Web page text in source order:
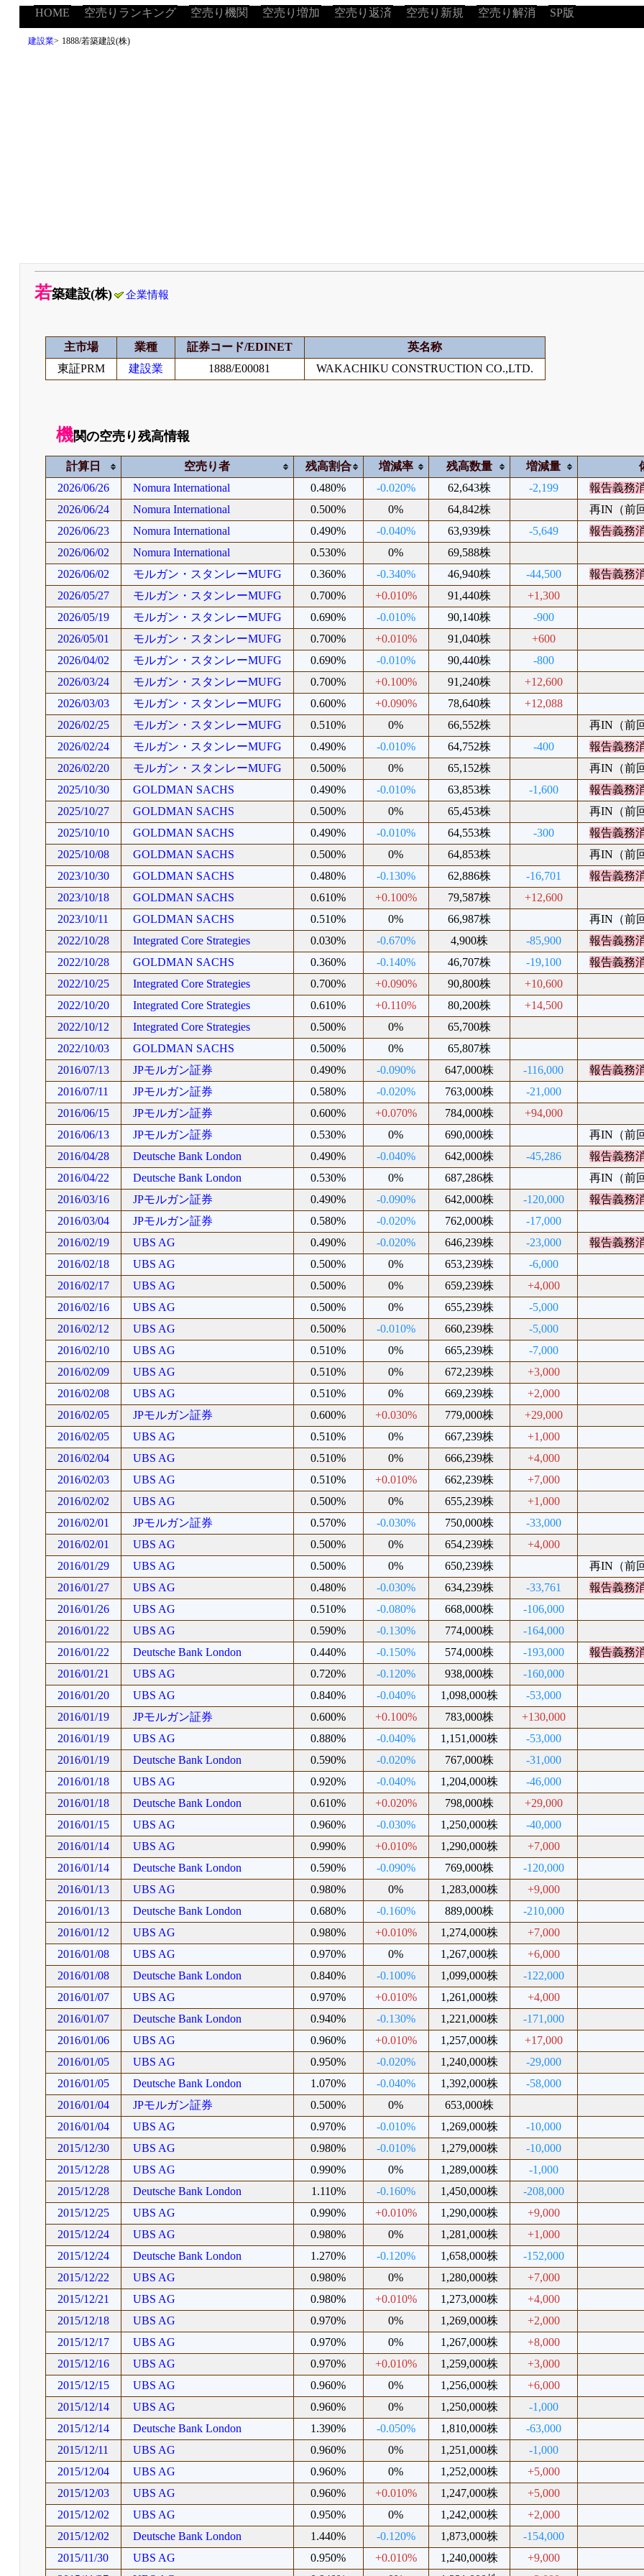
HOME 空売りランキング 空売り機関 空売り増加 空売り返済 空売り新規 空売り解消 SP版
建設業> 1888/若築建設(株)
若築建設(株) 企業情報
主市場 業種 証券コード/EDINET
英名称
東証PRM
建設業 1888/E00081 WAKACHIKU CONSTRUCTION CO.,LTD.
機関の空売り残高情報
計算日 空売り者 残高割合 増減率 残高数量 増減量
2026/06/26
Nomura International 0.480% -0.020% 62,643株 -2,199
報告義務
2026/06/24
Nomura International 0.500% 0% 64,842株
再IN（前
2026/06/23
Nomura International 0.490% -0.040% 63,939株 -5,649
報告義務
2026/06/02
Nomura International 0.530% 0%
69,588株
2026/06/02
モルガン・スタンレーMUFG 0.360% -0.340% 46,940株 -44,500
報告義務
2026/05/27
モルガン・スタンレーMUFG 0.700% +0.010% 91,440株
+1,300
2026/05/19
モルガン・スタンレーMUFG 0.690% -0.010% 90,140株
-900
2026/05/01
モルガン・スタンレーMUFG 0.700% +0.010% 91,040株
+600
2026/04/02
モルガン・スタンレーMUFG 0.690% -0.010% 90,440株
-800
2026/03/24
モルガン・スタンレーMUFG 0.700% +0.100% 91,240株
+12,600
2026/03/03
モルガン・スタンレーMUFG 0.600% +0.090% 78,640株
+12,088
2026/02/25
モルガン・スタンレーMUFG 0.510% 0% 66,552株
再IN（前
2026/02/24
モルガン・スタンレーMUFG 0.490% -0.010% 64,752株 -400
報告義務
2026/02/20
モルガン・スタンレーMUFG 0.500% 0% 65,152株
再IN（前
2025/10/30
GOLDMAN SACHS 0.490% -0.010% 63,853株 -1,600
報告義務
2025/10/27
GOLDMAN SACHS 0.500% 0% 65,453株
再IN（前
2025/10/10
GOLDMAN SACHS 0.490% -0.010% 64,553株 -300
報告義務
2025/10/08
GOLDMAN SACHS 0.500% 0% 64,853株
再IN（前
2023/10/30
GOLDMAN SACHS 0.480% -0.130% 62,886株 -16,701
報告義務
2023/10/18
GOLDMAN SACHS 0.610% +0.100% 79,587株
+12,600
2023/10/11
GOLDMAN SACHS 0.510% 0% 66,987株
再IN（前
2022/10/28
Integrated Core Strategies 0.030% -0.670% 4,900株 -85,900
報告義務
2022/10/28
GOLDMAN SACHS 0.360% -0.140% 46,707株 -19,100
報告義務
2022/10/25
Integrated Core Strategies 0.700% +0.090% 90,800株
+10,600
2022/10/20
Integrated Core Strategies 0.610% +0.110% 80,200株
+14,500
2022/10/12
Integrated Core Strategies 0.500% 0%
65,700株
2022/10/03
GOLDMAN SACHS 0.500% 0%
65,807株
2016/07/13
JPモルガン証券 0.490% -0.090% 647,000株 -116,000
報告義務
2016/07/11
JPモルガン証券 0.580% -0.020% 763,000株
-21,000
2016/06/15
JPモルガン証券 0.600% +0.070% 784,000株
+94,000
2016/06/13
JPモルガン証券 0.530% 0% 690,000株
再IN（前
2016/04/28
Deutsche Bank London 0.490% -0.040% 642,000株 -45,286
報告義務
2016/04/22
Deutsche Bank London 0.530% 0% 687,286株
再IN（前
2016/03/16
JPモルガン証券 0.490% -0.090% 642,000株 -120,000
報告義務
2016/03/04
JPモルガン証券 0.580% -0.020% 762,000株
-17,000
2016/02/19
UBS AG 0.490% -0.020% 646,239株 -23,000
報告義務
2016/02/18
UBS AG 0.500% 0% 653,239株
-6,000
2016/02/17
UBS AG 0.500% 0% 659,239株
+4,000
2016/02/16
UBS AG 0.500% 0% 655,239株
-5,000
2016/02/12
UBS AG 0.500% -0.010% 660,239株
-5,000
2016/02/10
UBS AG 0.510% 0% 665,239株
-7,000
2016/02/09
UBS AG 0.510% 0% 672,239株
+3,000
2016/02/08
UBS AG 0.510% 0% 669,239株
+2,000
2016/02/05
JPモルガン証券 0.600% +0.030% 779,000株
+29,000
2016/02/05
UBS AG 0.510% 0% 667,239株
+1,000
2016/02/04
UBS AG 0.510% 0% 666,239株
+4,000
2016/02/03
UBS AG 0.510% +0.010% 662,239株
+7,000
2016/02/02
UBS AG 0.500% 0% 655,239株
+1,000
2016/02/01
JPモルガン証券 0.570% -0.030% 750,000株
-33,000
2016/02/01
UBS AG 0.500% 0% 654,239株
+4,000
2016/01/29
UBS AG 0.500% 0% 650,239株
再IN（前
2016/01/27
UBS AG 0.480% -0.030% 634,239株 -33,761
報告義務
2016/01/26
UBS AG 0.510% -0.080% 668,000株
-106,000
2016/01/22
UBS AG 0.590% -0.130% 774,000株
-164,000
2016/01/22
Deutsche Bank London 0.440% -0.150% 574,000株 -193,000
報告義務
2016/01/21
UBS AG 0.720% -0.120% 938,000株
-160,000
2016/01/20
UBS AG 0.840% -0.040% 1,098,000株
-53,000
2016/01/19
JPモルガン証券 0.600% +0.100% 783,000株
+130,000
2016/01/19
UBS AG 0.880% -0.040% 1,151,000株
-53,000
2016/01/19
Deutsche Bank London 0.590% -0.020% 767,000株
-31,000
2016/01/18
UBS AG 0.920% -0.040% 1,204,000株
-46,000
2016/01/18
Deutsche Bank London 0.610% +0.020% 798,000株
+29,000
2016/01/15
UBS AG 0.960% -0.030% 1,250,000株
-40,000
2016/01/14
UBS AG 0.990% +0.010% 1,290,000株
+7,000
2016/01/14
Deutsche Bank London 0.590% -0.090% 769,000株
-120,000
2016/01/13
UBS AG 0.980% 0% 1,283,000株
+9,000
2016/01/13
Deutsche Bank London 0.680% -0.160% 889,000株
-210,000
2016/01/12
UBS AG 0.980% +0.010% 1,274,000株
+7,000
2016/01/08
UBS AG 0.970% 0% 1,267,000株
+6,000
2016/01/08
Deutsche Bank London 0.840% -0.100% 1,099,000株
-122,000
2016/01/07
UBS AG 0.970% +0.010% 1,261,000株
+4,000
2016/01/07
Deutsche Bank London 0.940% -0.130% 1,221,000株
-171,000
2016/01/06
UBS AG 0.960% +0.010% 1,257,000株
+17,000
2016/01/05
UBS AG 0.950% -0.020% 1,240,000株
-29,000
2016/01/05
Deutsche Bank London 1.070% -0.040% 1,392,000株
-58,000
2016/01/04
JPモルガン証券 0.500% 0%
653,000株
2016/01/04
UBS AG 0.970% -0.010% 1,269,000株
-10,000
2015/12/30
UBS AG 0.980% -0.010% 1,279,000株
-10,000
2015/12/28
UBS AG 0.990% 0% 1,289,000株
-1,000
2015/12/28
Deutsche Bank London 1.110% -0.160% 1,450,000株
-208,000
2015/12/25
UBS AG 0.990% +0.010% 1,290,000株
+9,000
2015/12/24
UBS AG 0.980% 0% 1,281,000株
+1,000
2015/12/24
Deutsche Bank London 1.270% -0.120% 1,658,000株
-152,000
2015/12/22
UBS AG 0.980% 0% 1,280,000株
+7,000
2015/12/21
UBS AG 0.980% +0.010% 1,273,000株
+4,000
2015/12/18
UBS AG 0.970% 0% 1,269,000株
+2,000
2015/12/17
UBS AG 0.970% 0% 1,267,000株
+8,000
2015/12/16
UBS AG 0.970% +0.010% 1,259,000株
+3,000
2015/12/15
UBS AG 0.960% 0% 1,256,000株
+6,000
2015/12/14
UBS AG 0.960% 0% 1,250,000株
-1,000
2015/12/14
Deutsche Bank London 1.390% -0.050% 1,810,000株
-63,000
2015/12/11
UBS AG 0.960% 0% 1,251,000株
-1,000
2015/12/04
UBS AG 0.960% 0% 1,252,000株
+5,000
2015/12/03
UBS AG 0.960% +0.010% 1,247,000株
+5,000
2015/12/02
UBS AG 0.950% 0% 1,242,000株
+2,000
2015/12/02
Deutsche Bank London 1.440% -0.120% 1,873,000株
-154,000
2015/11/30
UBS AG 0.950% +0.010% 1,240,000株
+9,000